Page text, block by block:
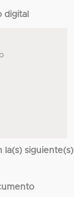
digital
la(s) siguiente(s)